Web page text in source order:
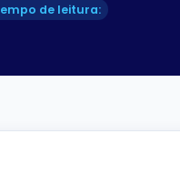
de leitura: